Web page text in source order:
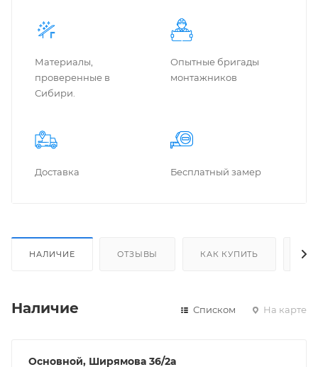
Материалы,
проверенные в
Сибири.
Опытные бригады
монтажников
Доставка Бес­плат­ный замер
НАЛИЧИЕ ОТЗЫВЫ КАК КУПИТЬ
Наличие Списком На карте
Основной, Ширямова 36/2а